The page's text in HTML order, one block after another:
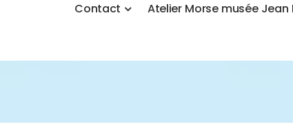
Contact Atelier Morse musée Jean